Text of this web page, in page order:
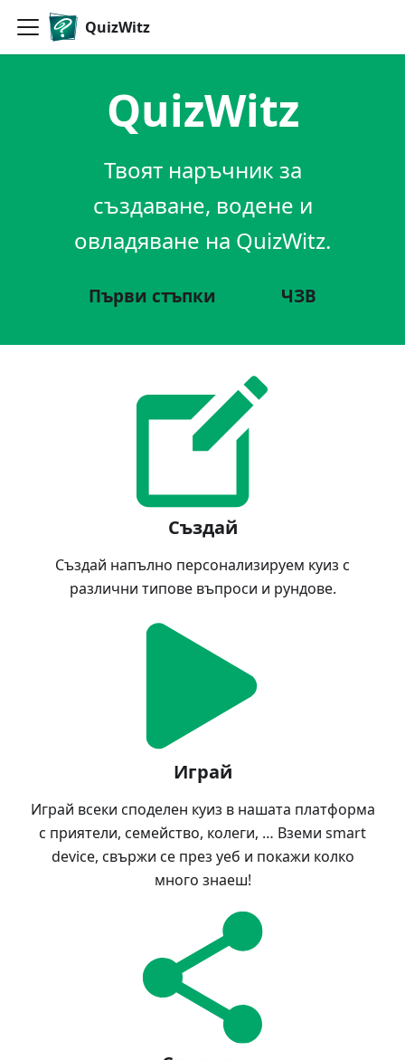
QuizWitz
QuizWitz
Твоят наръчник за
създаване, водене и
овладяване на QuizWitz.
Първи стъпки ЧЗВ
Създай
Създай напълно персонализируем куиз с
различни типове въпроси и рундове.
Играй
Играй всеки споделен куиз в нашата платформа
с приятели, семейство, колеги, … Вземи smart
device, свържи се през уеб и покажи колко
много знаеш!